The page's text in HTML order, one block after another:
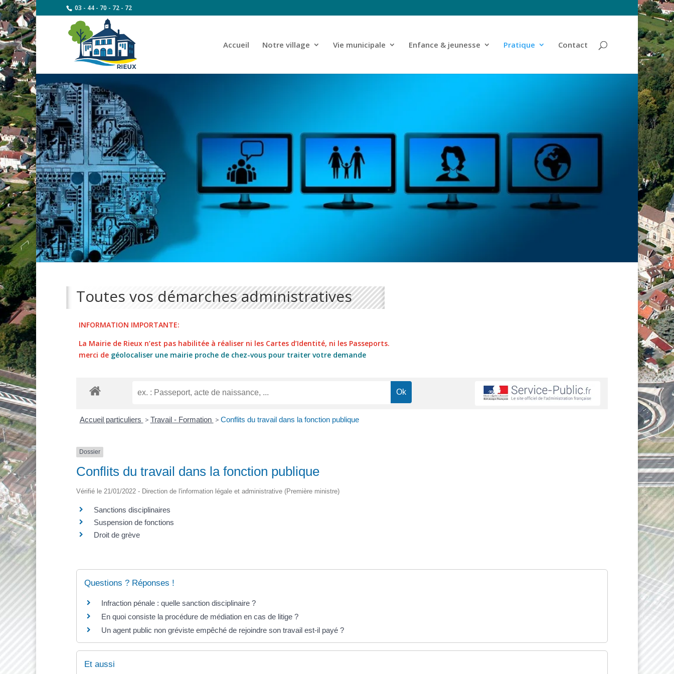
03 - 44 - 70 - 72 - 72
Accueil Notre village Vie municipale Enfance & jeunesse Pratique Contact
Toutes vos démarches administratives
INFORMATION IMPORTANTE:
La Mairie de Rieux n’est pas habilitée à réaliser ni les Cartes d’Identité, ni les Passeports.
merci de géolocaliser une mairie proche de chez-vous pour traiter votre demande
Accueil particuliers > Travail - Formation > Conflits du travail dans la fonction publique
Dossier
Conflits du travail dans la fonction publique
Vérifié le 21/01/2022 - Direction de l'information légale et administrative (Première ministre)
Sanctions disciplinaires
Suspension de fonctions
Droit de grève
Questions ? Réponses !
Infraction pénale : quelle sanction disciplinaire ?
En quoi consiste la procédure de médiation en cas de litige ?
Un agent public non gréviste empêché de rejoindre son travail est-il payé ?
Et aussi